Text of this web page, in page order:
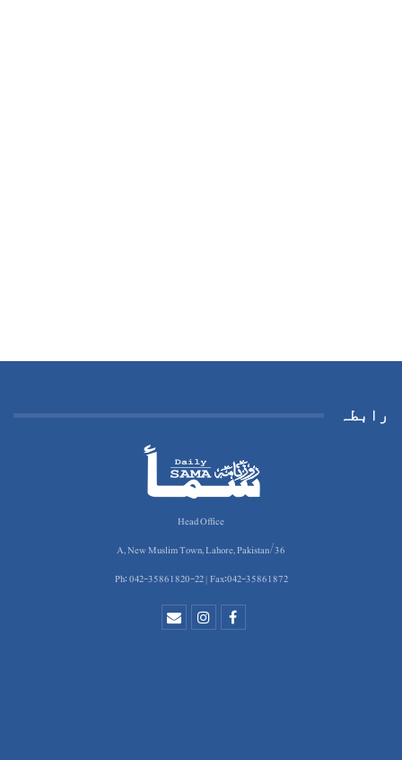
رابطہ
Head Office
36/A, New Muslim Town, Lahore, Pakistan
Ph: 042-35861820-22 | Fax:042-35861872